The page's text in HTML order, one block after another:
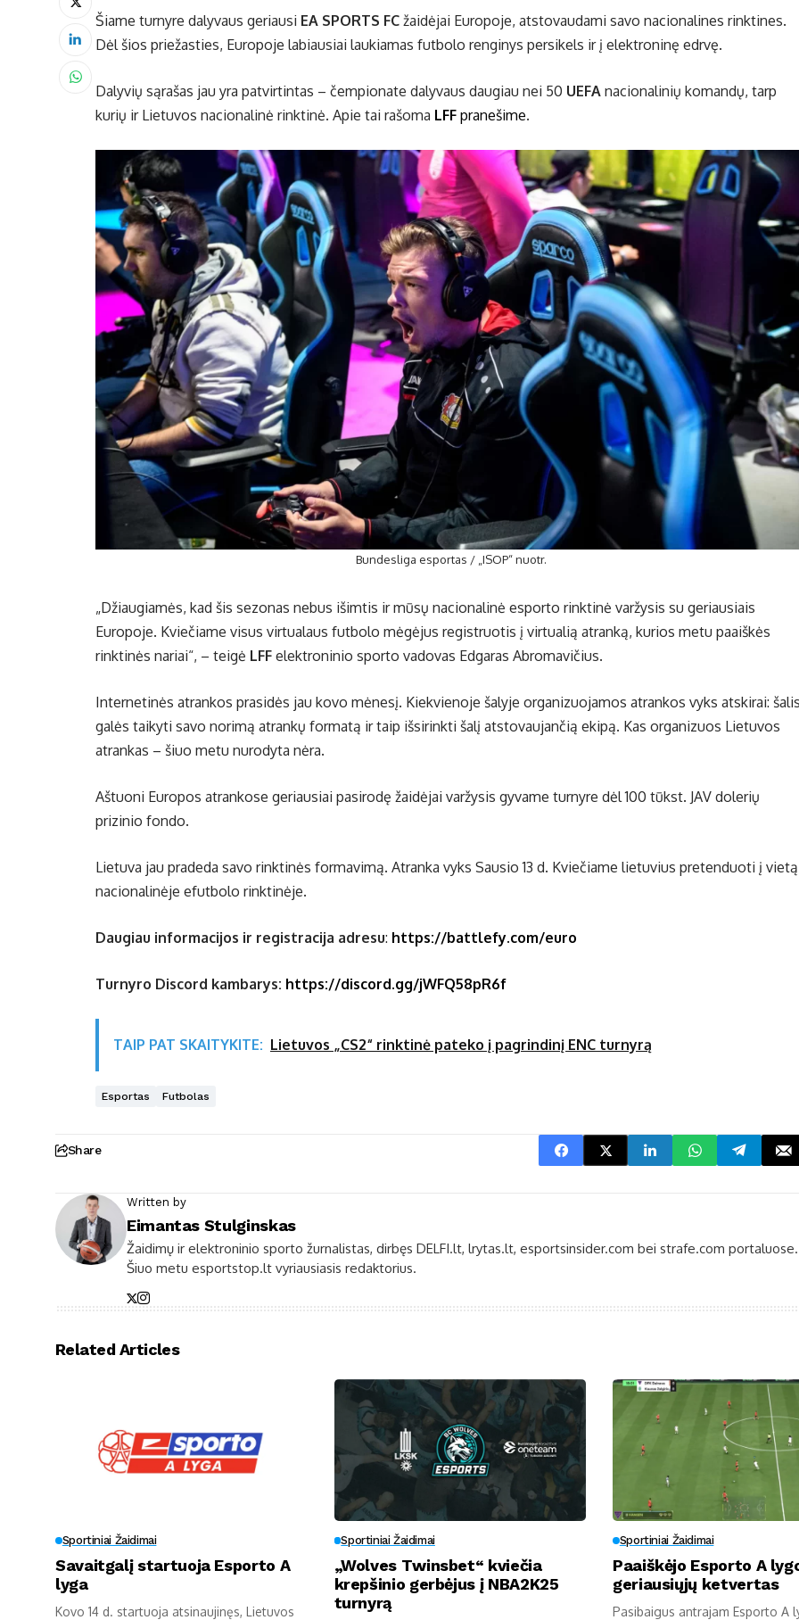
Šiame turnyre dalyvaus geriausi EA SPORTS FC žaidėjai Europoje, atstovaudami savo nacionalines rinktines.
Dėl šios priežasties, Europoje labiausiai laukiamas futbolo renginys persikels ir į elektroninę edrvę.
Dalyvių sąrašas jau yra patvirtintas – čempionate dalyvaus daugiau nei 50 UEFA nacionalinių komandų, tarp
kurių ir Lietuvos nacionalinė rinktinė. Apie tai rašoma LFF pranešime.
Bundesliga esportas / „ISOP“ nuotr.
„Džiaugiamės, kad šis sezonas nebus išimtis ir mūsų nacionalinė esporto rinktinė varžysis su geriausiais
Europoje. Kviečiame visus virtualaus futbolo mėgėjus registruotis į virtualią atranką, kurios metu paaiškės
rinktinės nariai“, – teigė LFF elektroninio sporto vadovas Edgaras Abromavičius.
Internetinės atrankos prasidės jau kovo mėnesį. Kiekvienoje šalyje organizuojamos atrankos vyks atskirai:
galės taikyti savo norimą atrankų formatą ir taip išsirinkti šalį atstovaujančią ekipą. Kas organizuos Lietuvos
atrankas – šiuo metu nurodyta nėra.
Aštuoni Europos atrankose geriausiai pasirodę žaidėjai varžysis gyvame turnyre dėl 100 tūkst. JAV dolerių
prizinio fondo.
Lietuva jau pradeda savo rinktinės formavimą. Atranka vyks Sausio 13 d. Kviečiame lietuvius pretenduoti į vietą
nacionalinėje efutbolo rinktinėje.
Daugiau informacijos ir registracija adresu: https://battlefy.com/euro
Turnyro Discord kambarys: https://discord.gg/jWFQ58pR6f
TAIP PAT SKAITYKITE: Lietuvos „CS2“ rinktinė pateko į pagrindinį ENC turnyrą
Esportas Futbolas
Share
Written by
Eimantas Stulginskas
Žaidimų ir elektroninio sporto žurnalistas, dirbęs DELFI.lt, lrytas.lt, esportsinsider.com bei strafe.com portaluose.
Šiuo metu esportstop.lt vyriausiasis redaktorius.
Related Articles
Sportiniai Žaidimai
Savaitgalį startuoja Esporto A
lyga
Kovo 14 d. startuoja atsinaujinęs, Lietuvos
Sportiniai Žaidimai
„Wolves Twinsbet“ kviečia
krepšinio gerbėjus į NBA2K25
turnyrą
Sportiniai Žaidimai
Paaiškėjo Esporto A
geriausiųjų ketvertas
Pasibaigus antrajam Esporto A